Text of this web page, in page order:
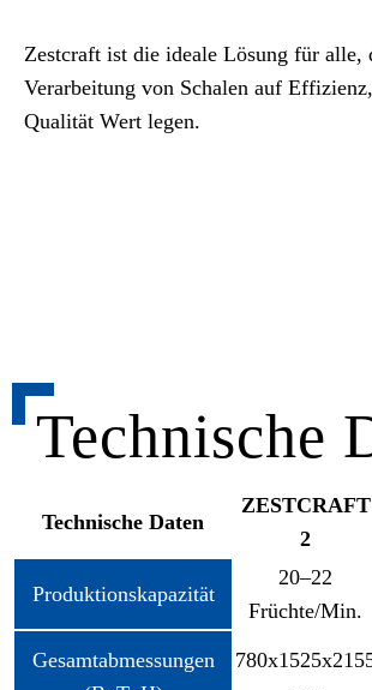
Zestcraft ist die ideale Lösung für alle,
Verarbeitung von Schalen auf
Qualität Wert legen.
Technische
Technische Daten
ZESTCRAFT
2
Produktionskapazität
20–22
Früchte/Min.
Gesamtabmessungen